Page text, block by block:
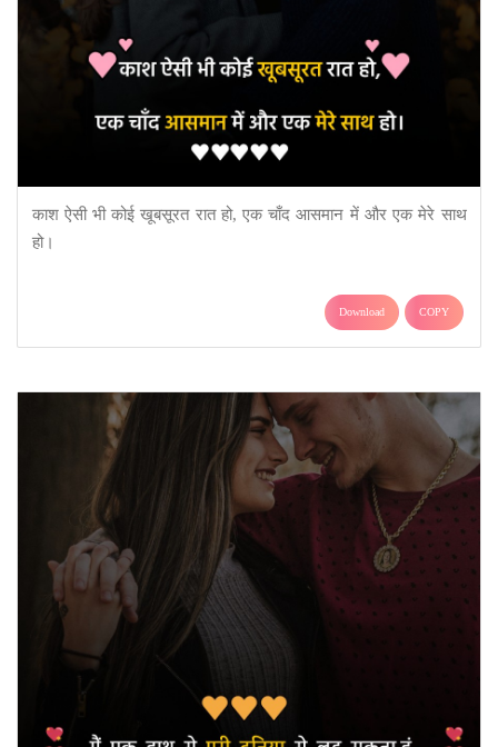
काश ऐसी भी कोई खूबसूरत रात हो, एक चाँद आसमान में और एक मेरे साथ
हो।
Download COPY